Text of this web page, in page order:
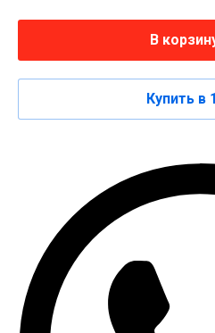
В
Купить в